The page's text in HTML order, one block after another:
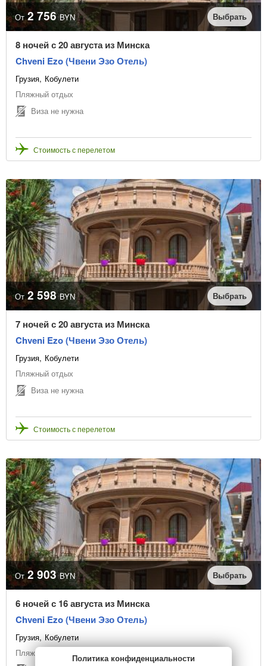
От 2 756 BYN Выбрать
8 ночей с 20 августа из Минска
Chveni Ezo (Чвени Эзо Отель)
Грузия Кобулети
Пляжный отдых
Виза не нужна
Стоимость с перелетом
От 2 598 BYN Выбрать
7 ночей с 20 августа из Минска
Chveni Ezo (Чвени Эзо Отель)
Грузия Кобулети
Пляжный отдых
Виза не нужна
Стоимость с перелетом
От 2 903 BYN Выбрать
6 ночей с 16 августа из Минска
Chveni Ezo (Чвени Эзо Отель)
Грузия Кобулети
Пляжный отдых Политика конфиденциальности